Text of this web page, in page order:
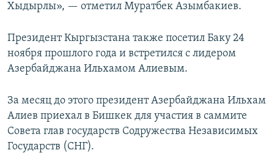
Хыдырлы», — отметил Муратбек Азымбакиев.
Президент Кыргызстана также посетил Баку 24
ноября прошлого года и встретился с лидером
Азербайджана Ильхамом Алиевым.
За месяц до этого президент Азербайджана Ильхам
Алиев приехал в Бишкек для участия в саммите
Совета глав государств Содружества Независимых
Государств (СНГ).